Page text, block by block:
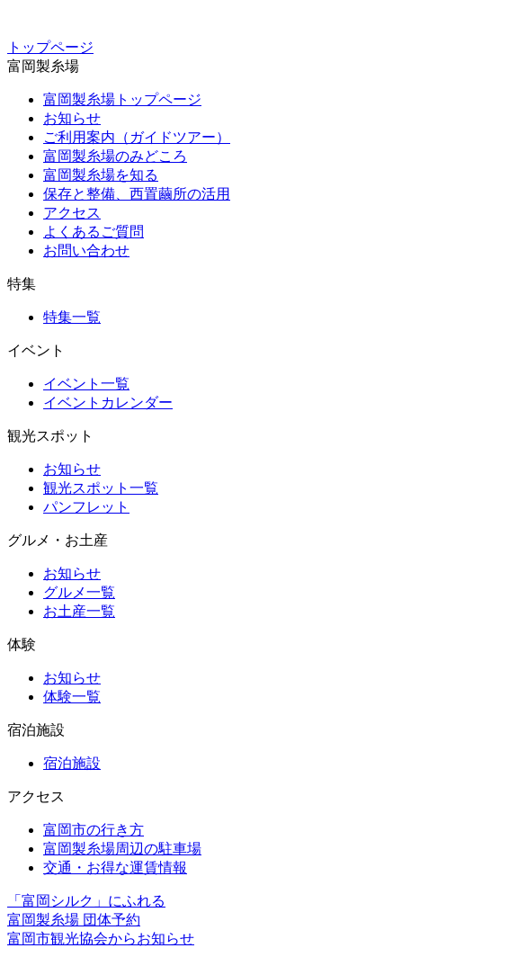
トップページ
富岡製糸場
富岡製糸場トップページ
お知らせ
ご利用案内（ガイドツアー）
富岡製糸場のみどころ
富岡製糸場を知る
保存と整備、西置繭所の活用
アクセス
よくあるご質問
お問い合わせ
特集
特集一覧
イベント
イベント一覧
イベントカレンダー
観光スポット
お知らせ
観光スポット一覧
パンフレット
グルメ・お土産
お知らせ
グルメ一覧
お土産一覧
体験
お知らせ
体験一覧
宿泊施設
宿泊施設
アクセス
富岡市の行き方
富岡製糸場周辺の駐車場
交通・お得な運賃情報
「富岡シルク」にふれる
富岡製糸場 団体予約
富岡市観光協会からお知らせ